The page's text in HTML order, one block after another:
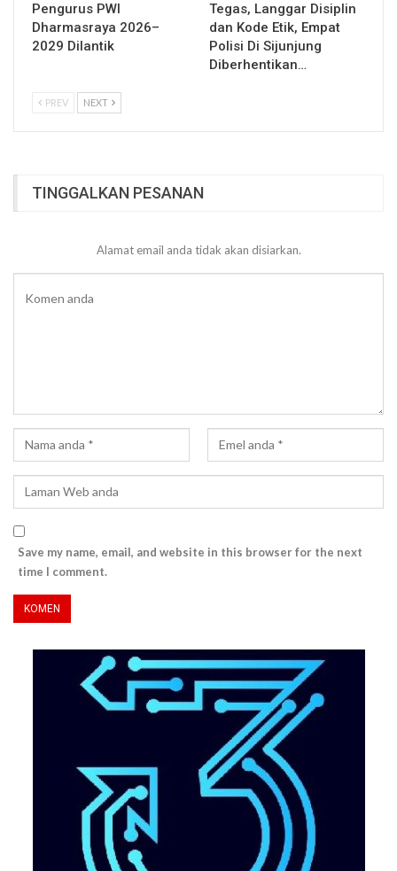
Pengurus PWI
Dharmasraya 2026–
2029 Dilantik
Tegas, Langgar Disiplin
dan Kode Etik, Empat
Polisi Di Sijunjung
Diberhentikan…
PREV NEXT
TINGGALKAN PESANAN
Alamat email anda tidak akan disiarkan.
Save my name, email, and website in this browser for the next
time I comment.